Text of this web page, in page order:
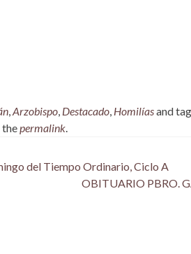
,Arzobispo, Destacado, Homilíasand
thepermalink.
del Tiempo Ordinario, Ciclo A
OBITUARIO PBRO.